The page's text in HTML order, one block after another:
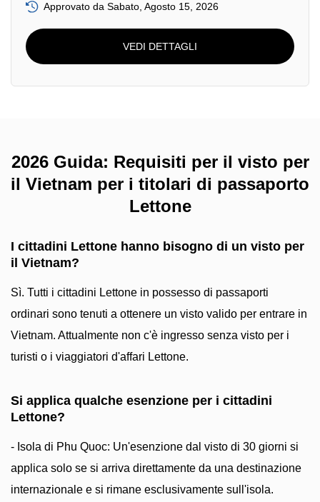
Approvato da Sabato, Agosto 15, 2026
VEDI DETTAGLI
2026 Guida: Requisiti per il visto per
il Vietnam per i titolari di passaporto
Lettone
I cittadini Lettone hanno bisogno di un visto per
il Vietnam?
Sì. Tutti i cittadini Lettone in possesso di passaporti
ordinari sono tenuti a ottenere un visto valido per entrare in
Vietnam. Attualmente non c'è ingresso senza visto per i
turisti o i viaggiatori d'affari Lettone.
Si applica qualche esenzione per i cittadini
Lettone?
- Isola di Phu Quoc: Un'esenzione dal visto di 30 giorni si
applica solo se si arriva direttamente da una destinazione
internazionale e si rimane esclusivamente sull'isola.